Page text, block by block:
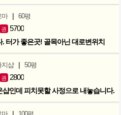
마 | 60평
권 5700
터가 좋은곳! 골목아닌 대로변위치
지샵 | 50평
권 2800
샵인데 피치못할 사정으로 내놓습니다.